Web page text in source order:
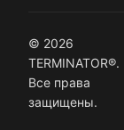
© 2026
TERMINATOR®.
Все права
защищены.